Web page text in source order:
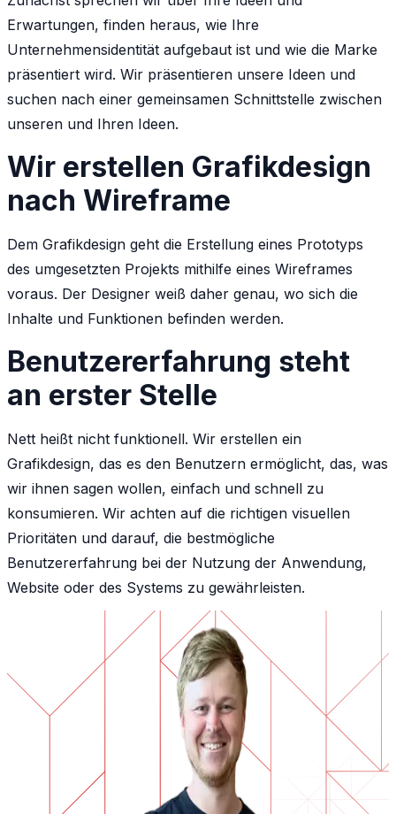
Erwartungen, finden heraus, wie Ihre
Unternehmensidentität aufgebaut ist und wie die Marke
präsentiert wird. Wir präsentieren unsere Ideen und
suchen nach einer gemeinsamen Schnittstelle zwischen
unseren und Ihren Ideen.
Wir erstellen Grafikdesign
nach Wireframe
Dem Grafikdesign geht die Erstellung eines Prototyps
des umgesetzten Projekts mithilfe eines Wireframes
voraus. Der Designer weiß daher genau, wo sich die
Inhalte und Funktionen befinden werden.
Benutzererfahrung steht
an erster Stelle
Nett heißt nicht funktionell. Wir erstellen ein
Grafikdesign, das es den Benutzern ermöglicht, das, was
wir ihnen sagen wollen, einfach und schnell zu
konsumieren. Wir achten auf die richtigen visuellen
Prioritäten und darauf, die bestmögliche
Benutzererfahrung bei der Nutzung der Anwendung,
Website oder des Systems zu gewährleisten.